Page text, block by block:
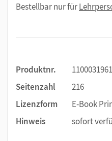
Bestellbar nur für
Produktnr.
1100031961
Seitenzahl
216
Lizenzform
E-Book
Hinweis
sofort